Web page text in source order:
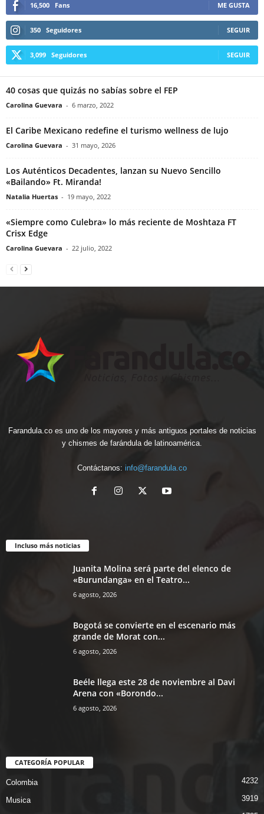
16,500 Fans ME GUSTA
350 Seguidores SEGUIR
3,099 Seguidores SEGUIR
40 cosas que quizás no sabías sobre el FEP
Carolina Guevara - 6 marzo, 2022
El Caribe Mexicano redefine el turismo wellness de lujo
Carolina Guevara - 31 mayo, 2026
Los Auténticos Decadentes, lanzan su Nuevo Sencillo
«Bailando» Ft. Miranda!
Natalia Huertas - 19 mayo, 2022
«Siempre como Culebra» lo más reciente de Moshtaza FT
Crisx Edge
Carolina Guevara - 22 julio, 2022
Farandula.co es uno de los mayores y más antiguos portales de noticias
y chismes de farándula de latinoamérica.
Contáctanos: info@farandula.co
Incluso más noticias
Juanita Molina será parte del elenco de
«Burundanga» en el Teatro...
6 agosto, 2026
Bogotá se convierte en el escenario más
grande de Morat con...
6 agosto, 2026
Beéle llega este 28 de noviembre al Davi
Arena con «Borondo...
6 agosto, 2026
CATEGORÍA POPULAR
Colombia 4232
Musica 3919